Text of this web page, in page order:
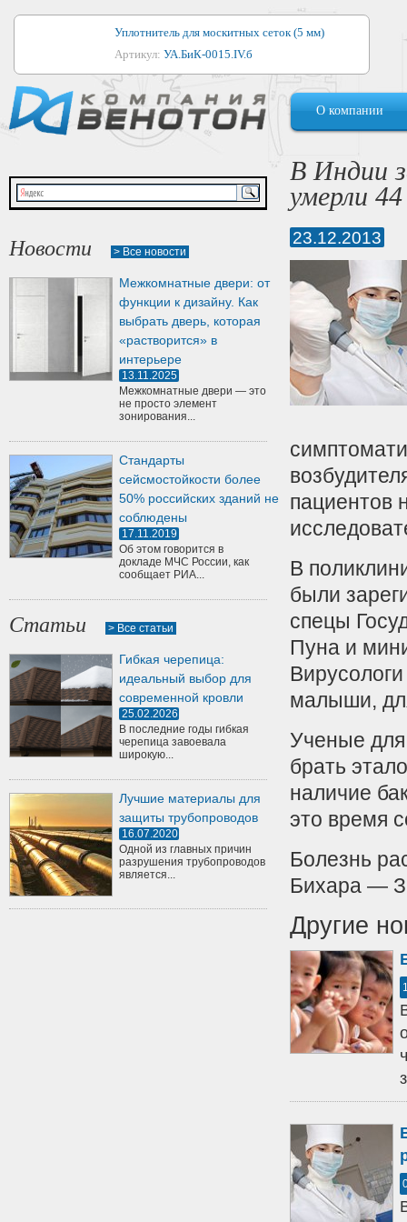
Уплотнитель для москитных сеток (5 мм)
Артикул: УА.БиК-0015.IV.б
Уплотнитель для алюминиевых окон
Артикул:1044
Уплотнитель для деревянных окон
Артикул:УМ.БиК-0062.IV.б
Уплотнитель лоджиевый для (4, 5, 6 мм)
Артикул:
О компании
Новости > Все новости
Межкомнатные двери: от
функции к дизайну. Как
выбрать дверь, которая
«растворится» в
интерьере
13.11.2025
Межкомнатные двери — это
не просто элемент
зонирования...
Стандарты
сейсмостойкости более
50% российских зданий не
соблюдены
17.11.2019
Об этом говорится в
докладе МЧС России, как
сообщает РИА...
Статьи > Все статьи
Гибкая черепица:
идеальный выбор для
современной кровли
25.02.2026
В последние годы гибкая
черепица завоевала
широкую...
Лучшие материалы для
защиты трубопроводов
16.07.2020
Одной из главных причин
разрушения трубопроводов
является...
В Индии
умерли
23.12.2013
пациентов
В
были
спецы
Пуна и
малыши,
Ученые для
брать
наличие
это время
Болезнь
Бихара —
Другие